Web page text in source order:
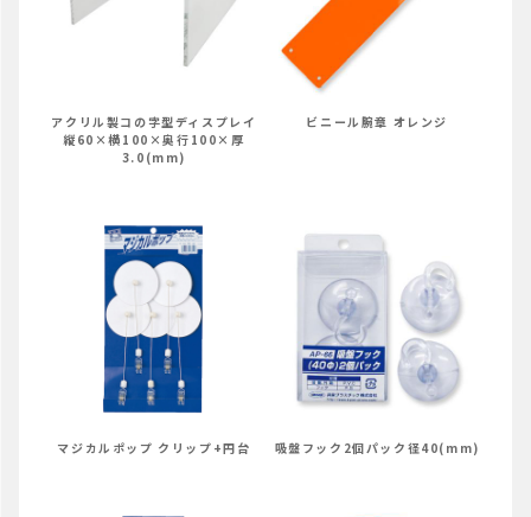
アクリル製コの字型ディスプレイ
縦60×横100×奥行100×厚
3.0(mm)
ビニール腕章 オレンジ
マジカルポップ クリップ+円台 吸盤フック2個パック径40(mm)